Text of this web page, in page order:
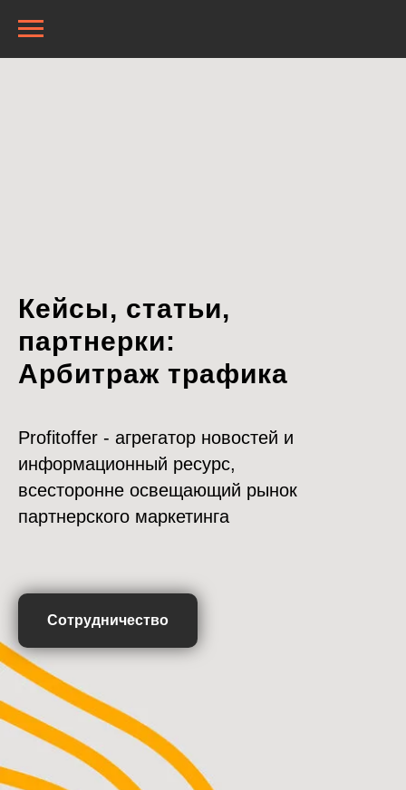
Кейсы, статьи,
партнерки:
Арбитраж трафика
Profitoffer - агрегатор новостей и
информационный ресурс,
всесторонне освещающий рынок
партнерского маркетинга
Сотрудничество